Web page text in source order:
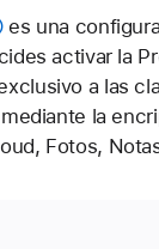
es una
activar la
a las
la
Fotos,